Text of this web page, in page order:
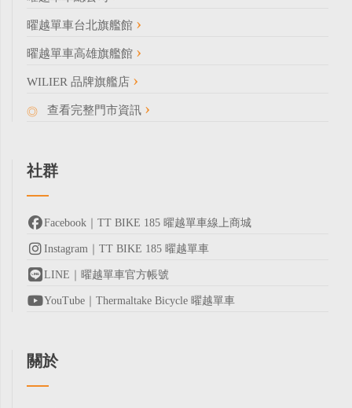
曜越單車台北旗艦館
曜越單車高雄旗艦館
WILIER 品牌旗艦店
查看完整門市資訊
社群
Facebook｜TT BIKE 185 曜越單車線上商城
Instagram｜TT BIKE 185 曜越單車
LINE｜曜越單車官方帳號
YouTube｜Thermaltake Bicycle 曜越單車
關於